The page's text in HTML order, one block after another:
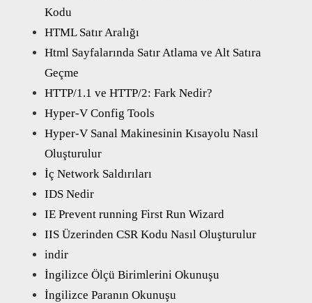
Kodu
HTML Satır Aralığı
Html Sayfalarında Satır Atlama ve Alt Satıra
Geçme
HTTP/1.1 ve HTTP/2: Fark Nedir?
Hyper-V Config Tools
Hyper-V Sanal Makinesinin Kısayolu Nasıl
Oluşturulur
İç Network Saldırıları
IDS Nedir
IE Prevent running First Run Wizard
IIS Üzerinden CSR Kodu Nasıl Oluşturulur
indir
İngilizce Ölçü Birimlerini Okunuşu
İngilizce Paranın Okunuşu